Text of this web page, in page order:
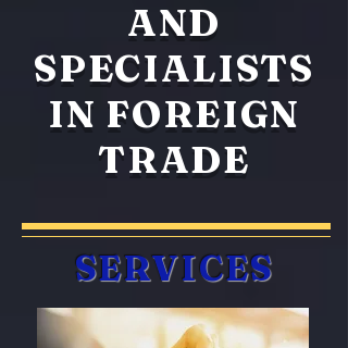
AND
SPECIALISTS
IN FOREIGN
TRADE
SERVICES